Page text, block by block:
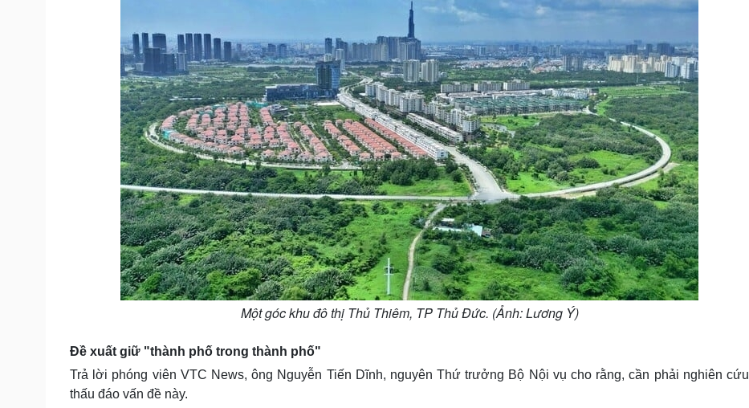
Làm đẹp - giảm cân
Phòng mạch online
Ăn sạch sống khỏe
Di sản
Cải chính
Một góc khu đô thị Thủ Thiêm, TP Thủ Đức. (Ảnh: Lương Ý)
Đề xuất giữ "thành phố trong thành phố"
Trả lời phóng viên VTC News, ông Nguyễn Tiến Dĩnh, nguyên Thứ trưởng Bộ Nội vụ cho rằng, cần phải nghiên cứu
thấu đáo vấn đề này.